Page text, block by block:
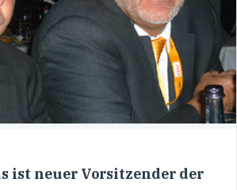
ist neuer Vorsitzender der